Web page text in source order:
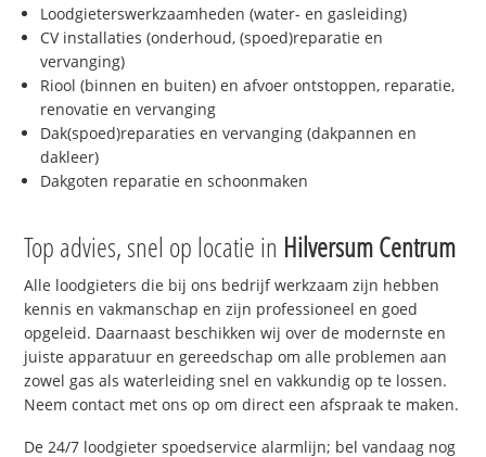
Loodgieterswerkzaamheden (water- en gasleiding)
CV installaties (onderhoud, (spoed)reparatie en
vervanging)
Riool (binnen en buiten) en afvoer ontstoppen, reparatie,
renovatie en vervanging
Dak(spoed)reparaties en vervanging (dakpannen en
dakleer)
Dakgoten reparatie en schoonmaken
Top advies, snel op locatie in Hilversum Centrum
Alle loodgieters die bij ons bedrijf werkzaam zijn hebben
kennis en vakmanschap en zijn professioneel en goed
opgeleid. Daarnaast beschikken wij over de modernste en
juiste apparatuur en gereedschap om alle problemen aan
zowel gas als waterleiding snel en vakkundig op te lossen.
Neem contact met ons op om direct een afspraak te maken.
De 24/7 loodgieter spoedservice alarmlijn; bel vandaag nog